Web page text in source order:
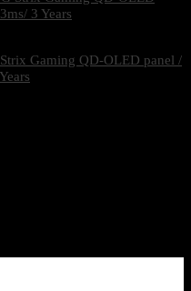
Gaming QD-OLED panel /